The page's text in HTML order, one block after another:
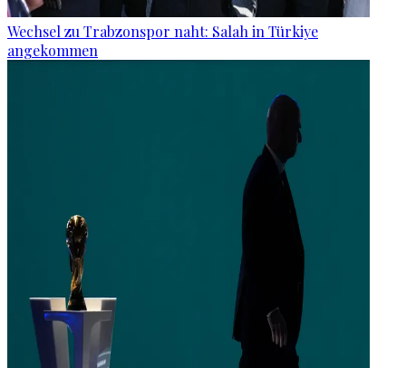
Wechsel zu Trabzonspor naht: Salah in Türkiye
angekommen